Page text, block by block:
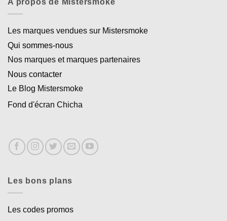
A propos de Mistersmoke
Les marques vendues sur Mistersmoke
Qui sommes-nous
Nos marques et marques partenaires
Nous contacter
Le Blog Mistersmoke
Fond d'écran Chicha
Les bons plans
Les codes promos